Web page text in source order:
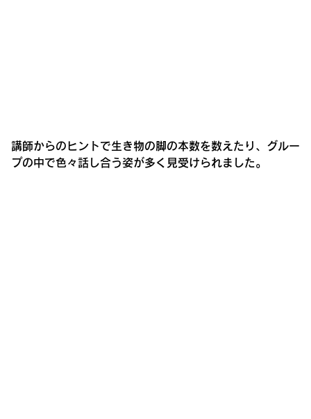
講師からのヒントで生き物の脚の本数を数えたり、グルー
プの中で色々話し合う姿が多く見受けられました。